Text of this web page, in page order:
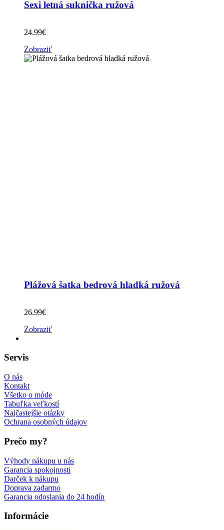
Sexi letná suknička ružová
24.99€
Zobraziť
Plážová šatka bedrová hladká ružová
26.99€
Zobraziť
Servis
O nás
Kontakt
Všetko o móde
Tabuľka veľkostí
Najčastejšie otázky
Ochrana osobných údajov
Prečo my?
Výhody nákupu u nás
Garancia spokojnosti
Darček k nákupu
Doprava zadarmo
Garancia odoslania do 24 hodín
Informácie